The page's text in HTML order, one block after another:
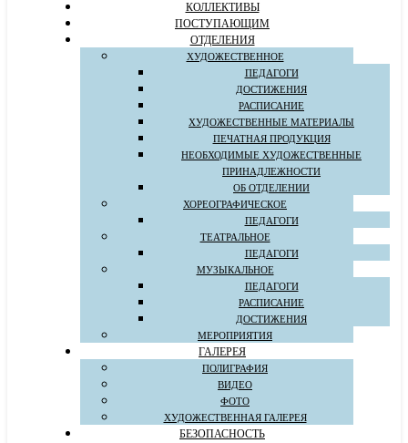
КОЛЛЕКТИВЫ
ПОСТУПАЮЩИМ
ОТДЕЛЕНИЯ
ХУДОЖЕСТВЕННОЕ
ПЕДАГОГИ
ДОСТИЖЕНИЯ
РАСПИСАНИЕ
ХУДОЖЕСТВЕННЫЕ МАТЕРИАЛЫ
ПЕЧАТНАЯ ПРОДУКЦИЯ
НЕОБХОДИМЫЕ ХУДОЖЕСТВЕННЫЕ
ПРИНАДЛЕЖНОСТИ
ОБ ОТДЕЛЕНИИ
ХОРЕОГРАФИЧЕСКОЕ
ПЕДАГОГИ
ТЕАТРАЛЬНОЕ
ПЕДАГОГИ
МУЗЫКАЛЬНОЕ
ПЕДАГОГИ
РАСПИСАНИЕ
ДОСТИЖЕНИЯ
МЕРОПРИЯТИЯ
ГАЛЕРЕЯ
ПОЛИГРАФИЯ
ВИДЕО
ФОТО
ХУДОЖЕСТВЕННАЯ ГАЛЕРЕЯ
БЕЗОПАСНОСТЬ